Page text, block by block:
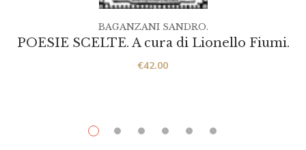
POESIE SCELTE. A cura di Lionello Fiumi.
€42.00
BAGANZANI SANDRO.